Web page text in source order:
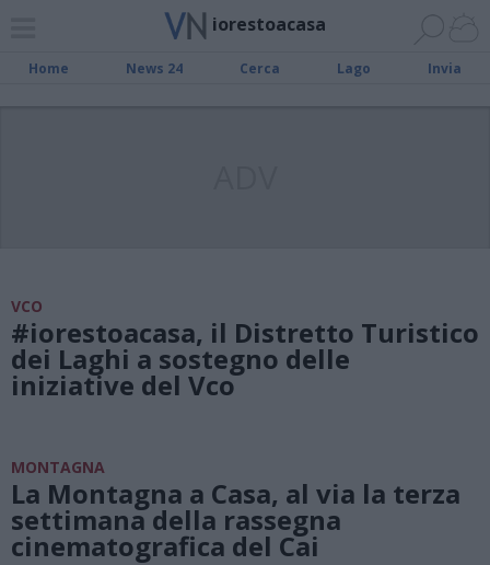
iorestoacasa
Home News 24 Cerca Lago Invia
VCO
#iorestoacasa, il Distretto Turistico
dei Laghi a sostegno delle
iniziative del Vco
MONTAGNA
La Montagna a Casa, al via la terza
settimana della rassegna
cinematografica del Cai